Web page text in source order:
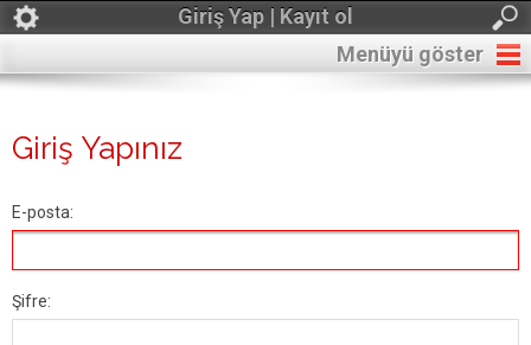
Giriş Yap | Kayıt ol
Menüyü göster
Giriş Yapınız
E-posta:
Şifre: